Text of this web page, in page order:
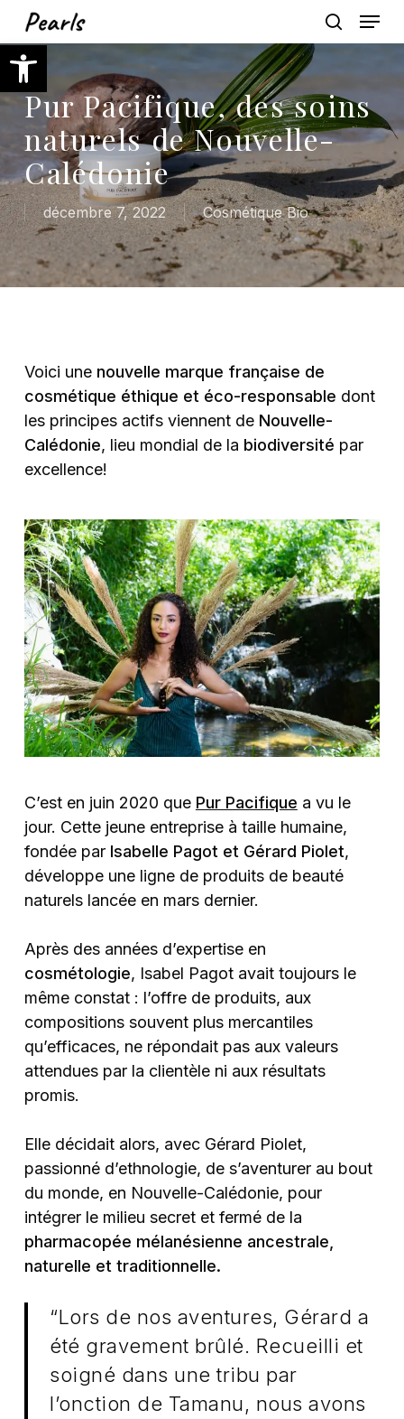
Ouvrir la barre d’outils
main
content
search
Menu
Pur Pacifique, des soins
naturels de Nouvelle-
Calédonie
décembre 7, 2022 Cosmétique Bio
Voici une nouvelle marque française de
cosmétique éthique et éco-responsable dont
les principes actifs viennent de Nouvelle-
Calédonie, lieu mondial de la biodiversité par
excellence!
C’est en juin 2020 que Pur Pacifique a vu le
jour. Cette jeune entreprise à taille humaine,
fondée par Isabelle Pagot et Gérard Piolet,
développe une ligne de produits de beauté
naturels lancée en mars dernier.
Après des années d’expertise en
cosmétologie, Isabel Pagot avait toujours le
même constat : l’offre de produits, aux
compositions souvent plus mercantiles
qu’efficaces, ne répondait pas aux valeurs
attendues par la clientèle ni aux résultats
promis.
Elle décidait alors, avec Gérard Piolet,
passionné d’ethnologie, de s’aventurer au bout
du monde, en Nouvelle-Calédonie, pour
intégrer le milieu secret et fermé de la
pharmacopée mélanésienne ancestrale,
naturelle et traditionnelle.
“Lors de nos aventures, Gérard a
été gravement brûlé. Recueilli et
soigné dans une tribu par
l’onction de Tamanu, nous avons